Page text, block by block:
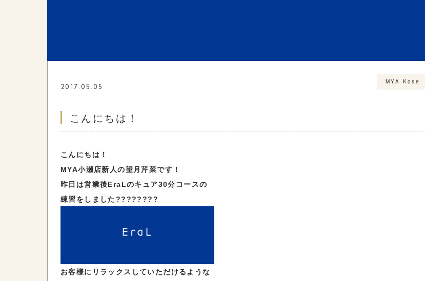
2017.05.05
MYA Kose
こんにちは！
こんにちは！
MYA小瀬店新人の望月芹菜です！
昨日は営業後EraLのキュア30分コースの
練習をしました????????
お客様にリラックスしていただけるような